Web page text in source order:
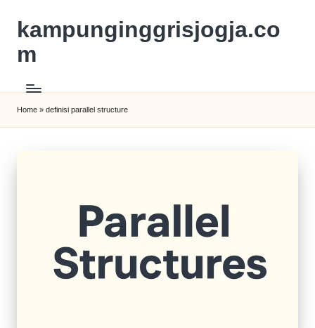
kampunginggrisjogja.co
m
Home » definisi parallel structure